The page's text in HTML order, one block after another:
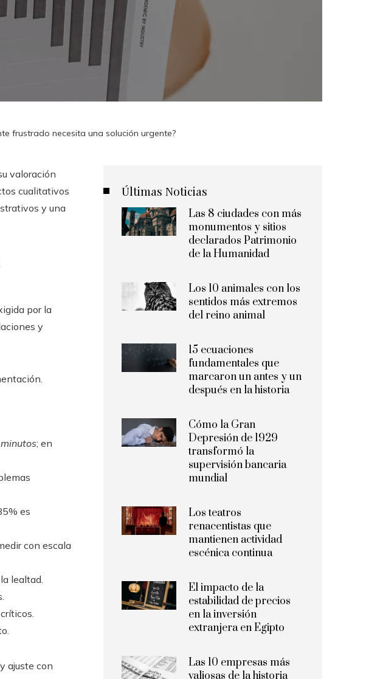
frustrado necesita una solución urgente?
valoración
cualitativos
y una
por la
y
; en
es
con escala
lealtad.
ajuste con
Últimas Noticias
Las 8 ciudades con más
monumentos y sitios
declarados Patrimonio
de la Humanidad
Los 10 animales con los
sentidos más extremos
del reino animal
15 ecuaciones
fundamentales que
marcaron un antes y un
después en la historia
Cómo la Gran
Depresión de 1929
transformó la
supervisión bancaria
mundial
Los teatros
renacentistas que
mantienen actividad
escénica continua
El impacto de la
estabilidad de precios
en la inversión
extranjera en Egipto
Las 10 empresas más
valiosas de la historia